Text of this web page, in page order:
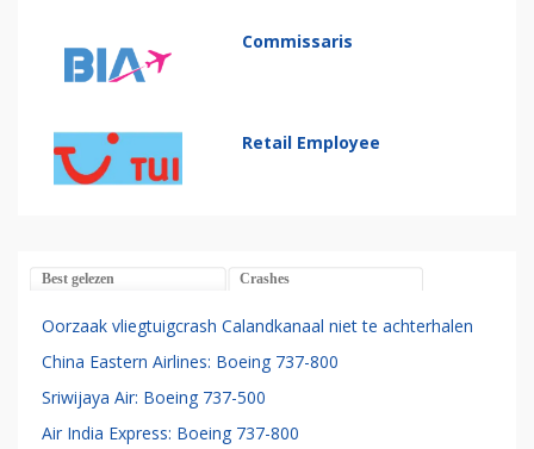
Commissaris
Retail Employee
Best gelezen Crashes
Oorzaak vliegtuigcrash Calandkanaal niet te achterhalen
China Eastern Airlines: Boeing 737-800
Sriwijaya Air: Boeing 737-500
Air India Express: Boeing 737-800